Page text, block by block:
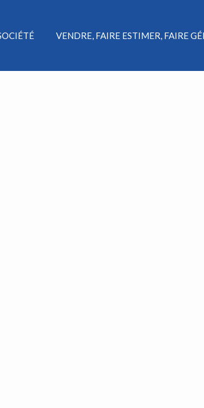
VENDRE, FAIRE ESTIMER, FAIRE